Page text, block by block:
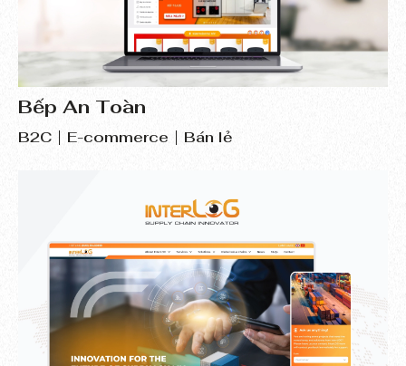
Bếp An Toàn
B2C E-commerce Bán lẻ